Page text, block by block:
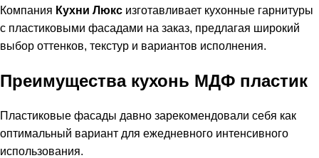
Компания Кухни Люкс изготавливает кухонные гарнитуры
с пластиковыми фасадами на заказ, предлагая широкий
выбор оттенков, текстур и вариантов исполнения.
Преимущества кухонь МДФ пластик
Пластиковые фасады давно зарекомендовали себя как
оптимальный вариант для ежедневного интенсивного
использования.